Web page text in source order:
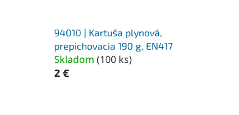
94010 | Kartuša plynová,
prepichovacia 190 g, EN417
Skladom(100 ks)
2 €